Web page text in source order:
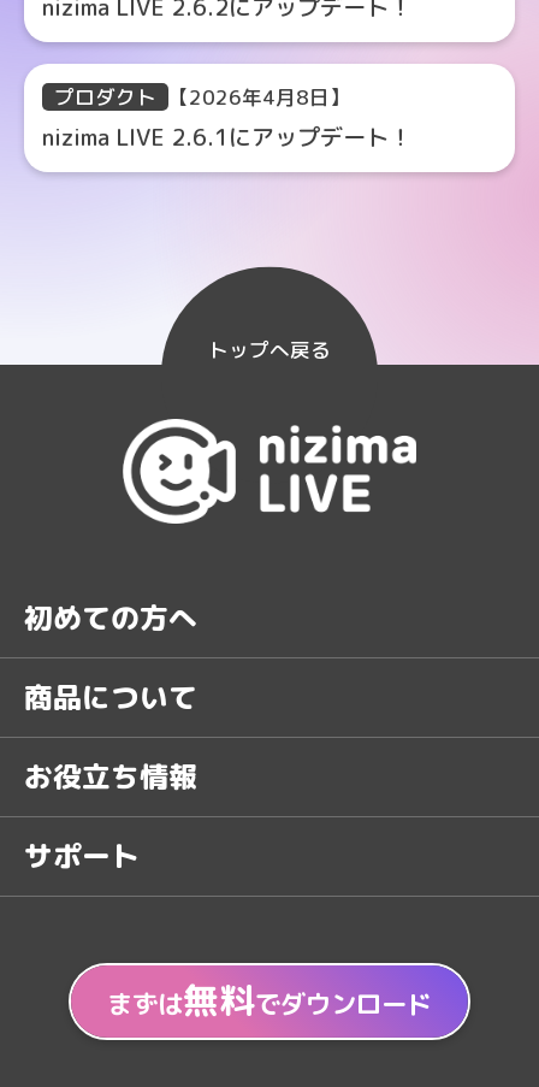
nizima LIVE 2.6.2にアップデート！
プロダクト 【2026年4月8日】
nizima LIVE 2.6.1にアップデート！
トップへ戻る
初めての方へ
商品について
お役立ち情報
サポート
まずは無料でダウンロード